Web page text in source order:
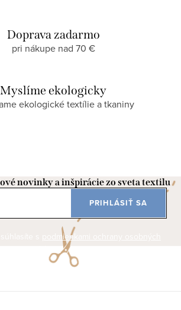
Doprava zadarmo
pri nákupe nad 70 €
Myslíme ekologicky
ekologické textílie a tkaniny
novinky a inšpirácie zo sveta textilu
podmienkami ochrany osobných
údajov
PRIHLÁSIŤ SA